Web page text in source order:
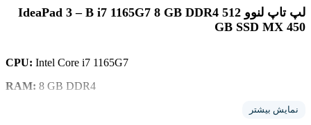
لپ تاپ لنوو IdeaPad 3 – B i7 1165G7 8 GB DDR4 512
GB SSD MX 450
CPU: Intel Core i7 1165G7
RAM: 8 GB DDR4
نمایش بیشتر